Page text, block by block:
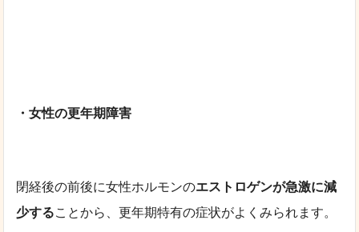
・女性の更年期障害
閉経後の前後に女性ホルモンのエストロゲンが急激に減
少することから、更年期特有の症状がよくみられます。